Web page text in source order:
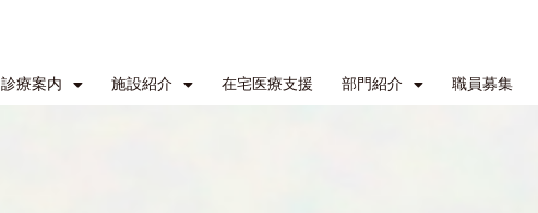
診療案内 施設紹介 在宅医療支援 部門紹介 職員募集